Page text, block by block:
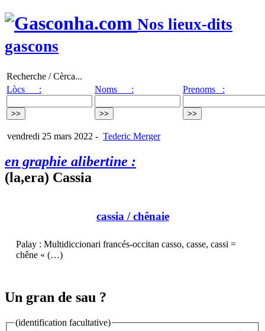
Nos lieux-dits
gascons
Recherche / Cèrca...
Lòcs :
Noms : Prenoms :
vendredi 25 mars 2022 - Tederic Merger
en graphie alibertine :
(la,era) Cassia
cassia/ chênaie
Palay : Multidiccionari francés-occitan casso, casse, cassi =
chêne « (…)
Un gran de sau ?
(identification facultative)